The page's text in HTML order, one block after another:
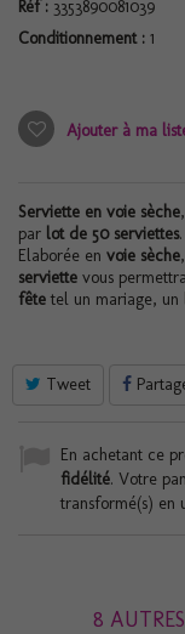
Réf : 3353890081039
Conditionnement : 1
Ajouter à ma
Serviette en voie sèche
par lot de 50 serviettes.
Elaborée en voie sèche
serviette vous
fête tel un mariage, un
Tweet
En achetant ce
fidélité. Votre
transformé(s) en
8